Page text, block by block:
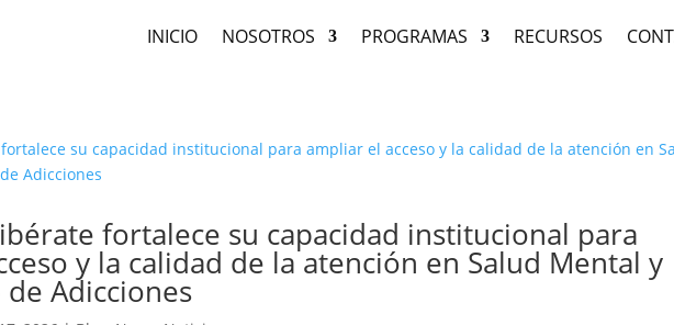
INICIO NOSOTROS PROGRAMAS RECURSOS
fortalece su capacidad institucional para
y la calidad de la atención en Salud Mental y
Adicciones